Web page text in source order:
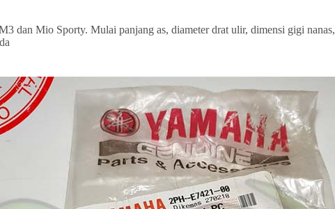
dan Mio Sporty. Mulai panjang as, diameter drat ulir, dimensi gigi nanas,